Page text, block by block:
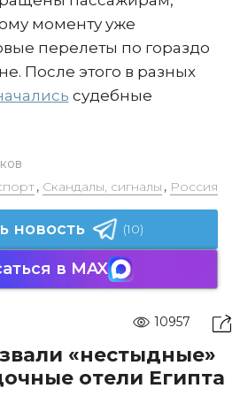
моменту уже
перелеты по гораздо
После этого в разных
судебные
, Скандалы, сигналы , Россия
новость (10)
в MAX
10957
«нестыдные»
отели Египта